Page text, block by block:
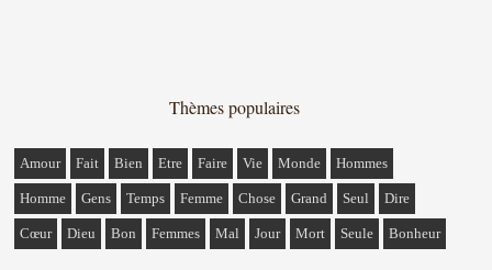
Thèmes populaires
Amour Fait Bien Etre Faire Vie Monde Hommes
Homme Gens Temps Femme Chose Grand Seul Dire
Cœur Dieu Bon Femmes Mal Jour Mort Seule Bonheur